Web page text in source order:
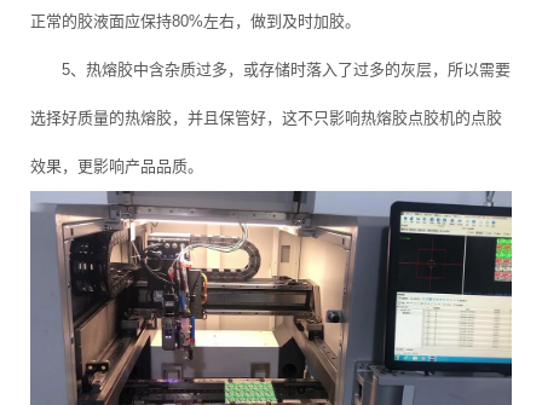
正常的胶液面应保持80%左右，做到及时加胶。
5、热熔胶中含杂质过多，或存储时落入了过多的灰层，所以需要
选择好质量的热熔胶，并且保管好，这不只影响热熔胶点胶机的点胶
效果，更影响产品品质。